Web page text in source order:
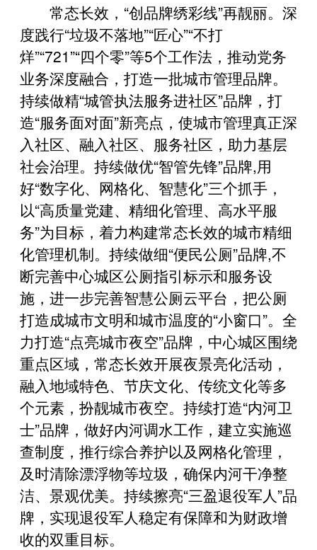
常态长效，“创品牌绣彩线”再靓丽。深
度践行“垃圾不落地”“匠心”“不打
烊”“721”“四个零”等5个工作法，推动党务
业务深度融合，打造一批城市管理品牌。
持续做精“城管执法服务进社区”品牌，打
造“服务面对面”新亮点，使城市管理真正深
入社区、融入社区、服务社区，助力基层
社会治理。持续做优“智管先锋”品牌,用
好“数字化、网格化、智慧化”三个抓手，
以“高质量党建、精细化管理、高水平服
务”为目标，着力构建常态长效的城市精细
化管理机制。持续做细“便民公厕”品牌,不
断完善中心城区公厕指引标示和服务设
施，进一步完善智慧公厕云平台，把公厕
打造成城市文明和城市温度的“小窗口”。全
力打造“点亮城市夜空”品牌，中心城区围绕
重点区域，常态长效开展夜景亮化活动，
融入地域特色、节庆文化、传统文化等多
个元素，扮靓城市夜空。持续打造“内河卫
士”品牌，做好内河调水工作，建立实施巡
查制度，推行综合养护以及网格化管理，
及时清除漂浮物等垃圾，确保内河干净整
洁、景观优美。持续擦亮“三盈退役军人”品
牌，实现退役军人稳定有保障和为财政增
收的双重目标。